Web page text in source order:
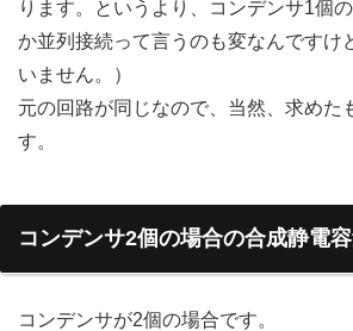
ります。というより、コンデンサ1個
か並列接続って言うのも変なんですけ
いません。）
元の回路が同じなので、当然、求めた
す。
コンデンサ2個の場合の合成静電
コンデンサが2個の場合です。